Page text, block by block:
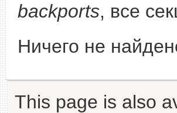
backports, все
Ничего не
This page is also